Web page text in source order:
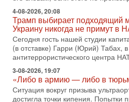
3-08-2026, 19:07
«Либо в армию — либо в
Ситуация вокруг призыва
достигла точки кипения. Попытки
освобождающий уклоняющихся
3-08-2026, 17:18
Хватит отменять атаки! ЦАХАЛ
Израиль готов ударить по
В эфире телеканала ITON-TV
ЦАХАЛа в отставке, писатель,